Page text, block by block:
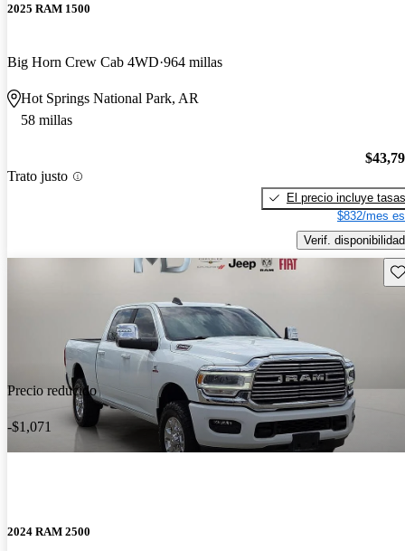
2025 RAM 1500
Big Horn Crew Cab 4WD 964 millas
Hot Springs National Park, AR
58 millas
Trato justo
El precio incluye tasas
$832/mes
Verif. disponibilidad
Precio reducido
-$1,071
2024 RAM 2500